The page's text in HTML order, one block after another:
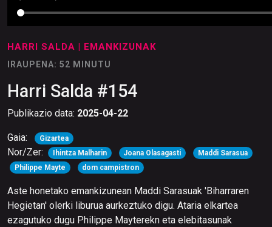
HARRI SALDA | EMANKIZUNAK
IRAUPENA: 52 MINUTU
Harri Salda #154
Publikazio data: 2025-04-22
Gaia: Gizartea
Nor/Zer: Ihintza Malharin Joana Olasagasti
Maddi Sarasua
Philippe Mayte
dom campistron
Aste honetako emankizunean Maddi Sarasuak 'Biharraren
Hegietan' olerki liburua aurkeztuko digu. Ataria elkartea
ezagutuko dugu Philippe Mayterekn eta elebitasunak